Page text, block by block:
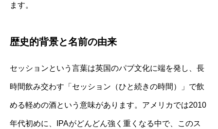
ます。
歴史的背景と名前の由来
セッションという言葉は英国のパブ文化に端を発し、長
時間飲み交わす「セッション（ひと続きの時間）」で飲
める軽めの酒という意味があります。アメリカでは2010
年代初めに、IPAがどんどん強く重くなる中で、このス